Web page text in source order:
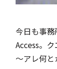
今日も事
Access。
～アレ何と